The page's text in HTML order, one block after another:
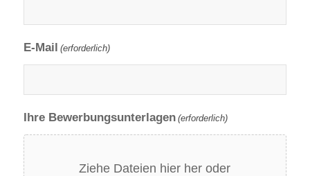
E-Mail (erforderlich)
Ihre Bewerbungsunterlagen (erforderlich)
Ziehe Dateien hier her oder